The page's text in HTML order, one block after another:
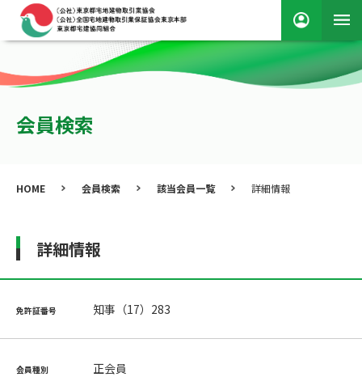
会員検索
HOME 会員検索 該当会員一覧 詳細情報
詳細情報
免許証番号 知事（17）283
会員種別 正会員